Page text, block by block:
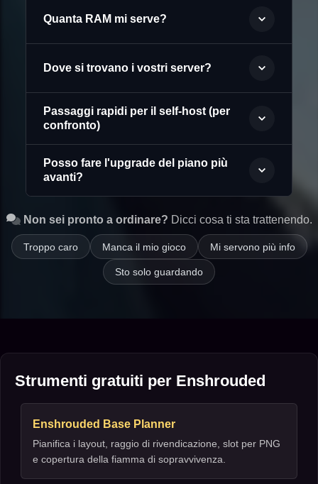
Quanta RAM mi serve?
Dove si trovano i vostri server?
Passaggi rapidi per il self-host (per
confronto)
Posso fare l'upgrade del piano più
avanti?
Non sei pronto a ordinare? Dicci cosa ti sta trattenendo.
Troppo caro Manca il mio gioco Mi servono più info
Sto solo guardando
Strumenti gratuiti per Enshrouded
Enshrouded Base Planner
Pianifica i layout, raggio di rivendicazione, slot per PNG
e copertura della fiamma di sopravvivenza.